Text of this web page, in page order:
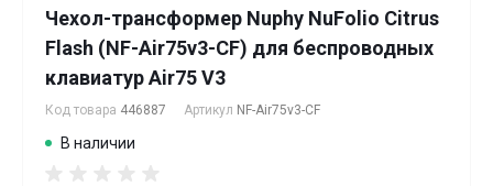
Чехол-трансформер Nuphy NuFolio Citrus
Flash (NF-Air75v3-CF) для беспроводных
клавиатур Air75 V3
Код товара 446887 Артикул NF-Air75v3-CF
В наличии